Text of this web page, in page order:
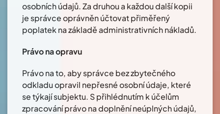
osobních údajů. Za druhou a každou další kopii
je správce oprávněn účtovat přiměřený
poplatek na základě administrativních nákladů.
Právo na opravu
Právo na to, aby správce bez zbytečného
odkladu opravil nepřesné osobní údaje, které
se týkají subjektu. S přihlédnutím k účelům
zpracování právo na doplnění neúplných údajů,